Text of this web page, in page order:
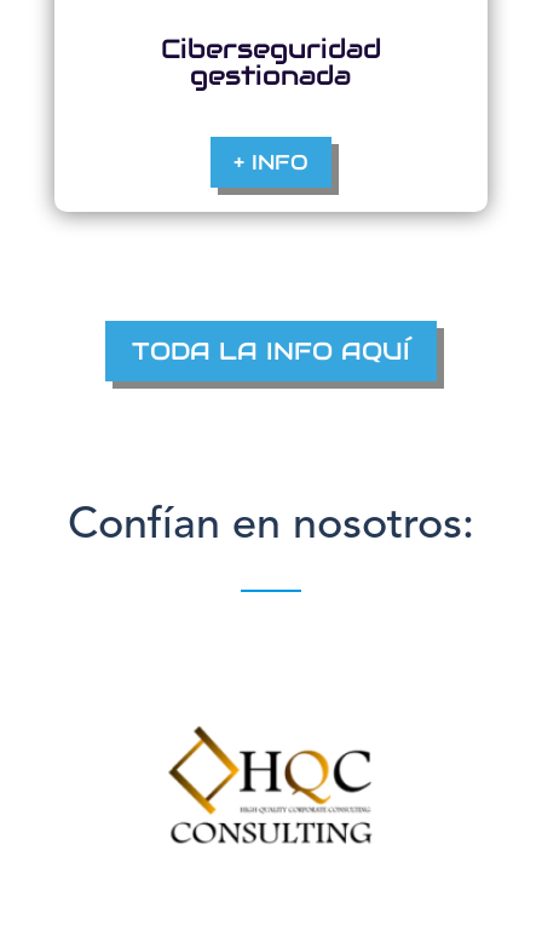
Ciberseguridad
gestionada
+ INFO
TODA LA INFO AQUÍ
Confían en nosotros: